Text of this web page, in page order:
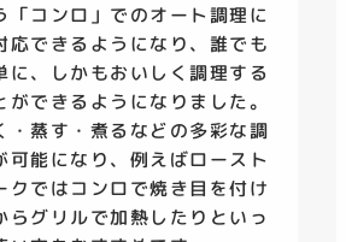
「コンロ」でのオート調理に
応できるようになり、誰でも
に、しかもおいしく調理する
ができるようになりました。
・蒸す・煮るなどの多彩な調
可能になり、例えばロースト
クではコンロで焼き目を付け
らグリルで加熱したりといっ